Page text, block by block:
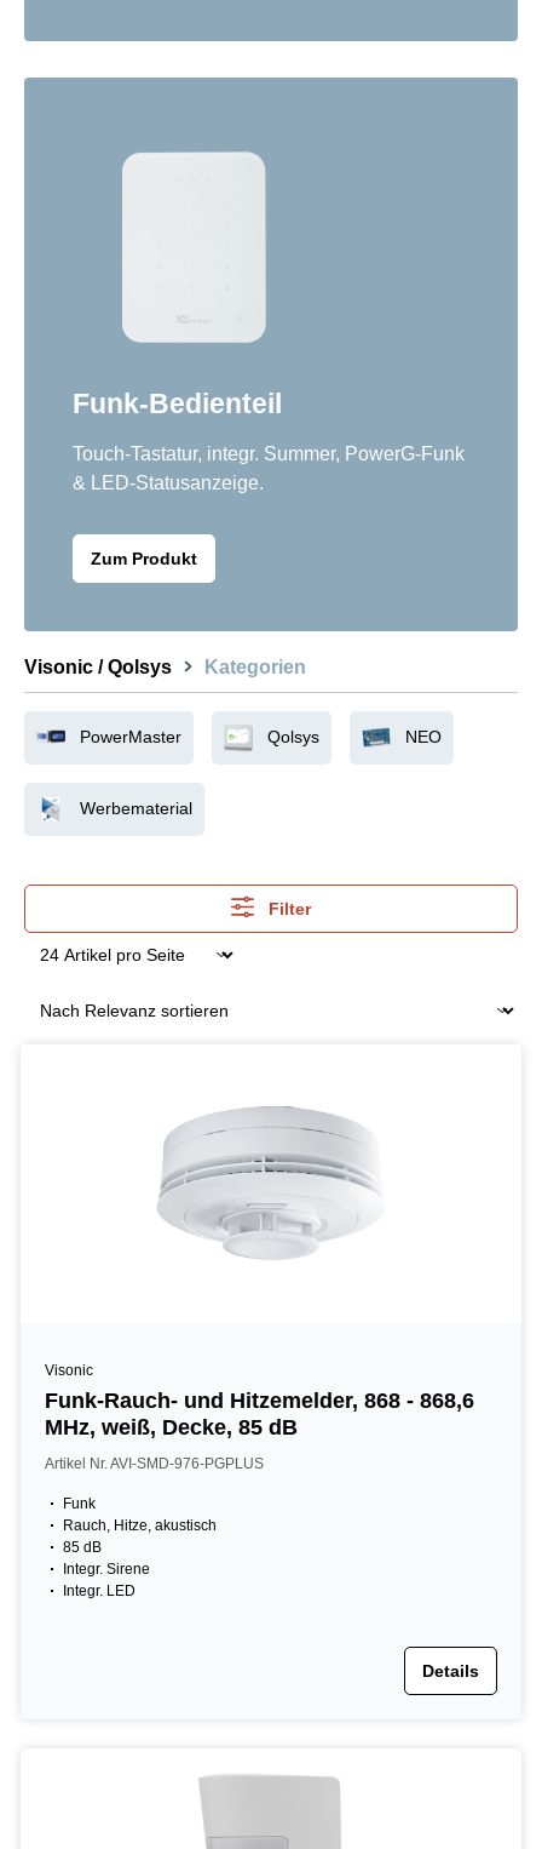
Funk-Bedienteil
Touch-Tastatur, integr. Summer, PowerG-Funk
& LED-Statusanzeige.
Zum Produkt
Visonic / Qolsys Kategorien
PowerMaster Qolsys NEO
Werbematerial
Filter
Visonic
Funk-Rauch- und Hitzemelder, 868 - 868,6
MHz, weiß, Decke, 85 dB
Artikel Nr. AVI-SMD-976-PGPLUS
Funk
Rauch, Hitze, akustisch
85 dB
Integr. Sirene
Integr. LED
Details